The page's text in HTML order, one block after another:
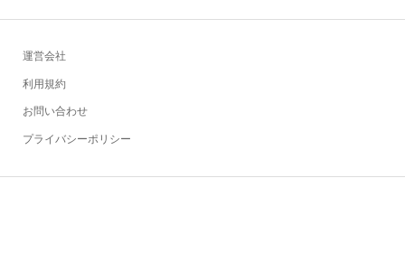
運営会社
利用規約
お問い合わせ
プライバシーポリシー